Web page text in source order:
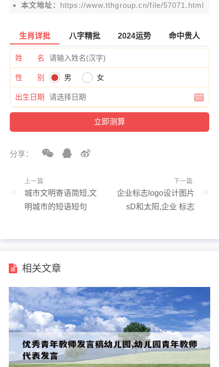
本文地址： https://www.tthgroup.cn/file/57071.html
生肖详批 八字精批 2024运势 命中贵人
姓 名
性 别 男 女
出生日期
分享：
上一篇:
城市文明寄语简短,文
明城市的短语短句
下一篇:
企业标志logo设计图片
sD和太阳,企业 标志
相关文章